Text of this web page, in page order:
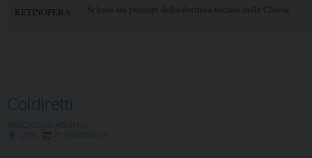
RETINOPERA:
Si basa sui principi della dottrina sociale della Chiesa.
Coldiretti
ASSOCIAZIONI ADERENTI
LINK
21 MARZO 2013